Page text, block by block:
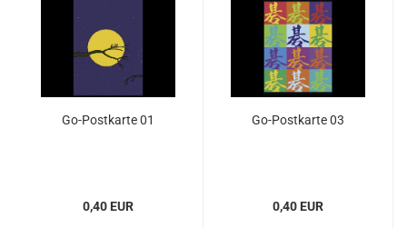
Go-Postkarte 01
0,40 EUR
Go-Postkarte 03
0,40 EUR